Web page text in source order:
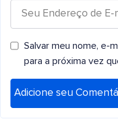
Salvar meu nome, e-
para a próxima vez